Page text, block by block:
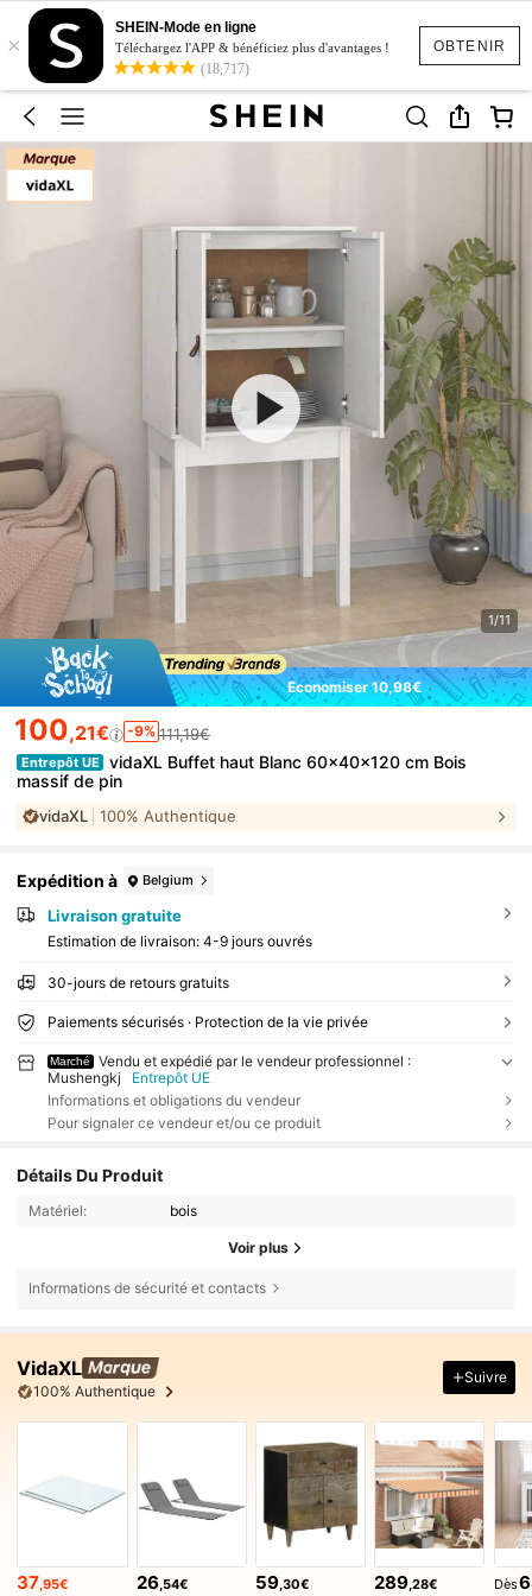
OBTENIR
×
SHEIN-Mode en ligne
Téléchargez l'APP & bénéficiez plus d'avantages !
(18,717)
1/11
Économiser 10,98€
100,21€ -9% 111,19€
Entrepôt UE
vidaXL Buffet haut Blanc 60x40x120 cm Bois
massif de pin
vidaXL 100% Authentique
Expédition à Belgium
Livraison gratuite
Estimation de livraison: 4-9 jours ouvrés
30-jours de retours gratuits
Paiements sécurisés · Protection de la vie privée
Marché
Vendu et expédié par le vendeur professionnel :
Mushengkj
Entrepôt UE
Informations et obligations du vendeur
Pour signaler ce vendeur et/ou ce produit
Détails Du Produit
Matériel: bois
Voir plus
Informations de sécurité et contacts
VidaXL
100% Authentique
Suivre
37,95€ 26,54€ 59,30€ 289,28€ Dès